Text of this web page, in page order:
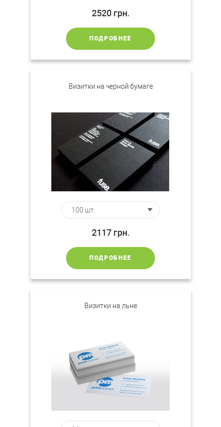
2520 грн.
ПОДРОБНЕЕ
Визитки на черной бумаге
2117 грн.
ПОДРОБНЕЕ
Визитки на льне